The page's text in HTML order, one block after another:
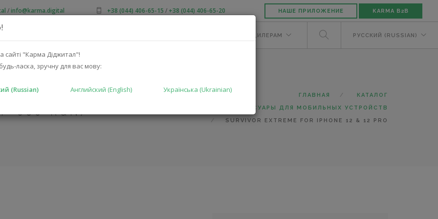
сайті "Карма Діджитал"!
ласка, зручну для вас мову:
(Russian) Английский (English)
Українська (Ukrainian)
/info@karma.digital +38 (044) 406-65-15 / +38 (044) 406-65-20 НАШЕ ПРИЛОЖЕНИЕ KARMA B2B
ДИЛЕРАМ РУССКИЙ (RUSSIAN)
FOR
060-RQN)
ГЛАВНАЯ
КАТАЛОГ
АКСЕССУАРЫ ДЛЯ МОБИЛЬНЫХ УСТРОЙСТВ
SURVIVOR EXTREME FOR IPHONE 12 & 12 PRO